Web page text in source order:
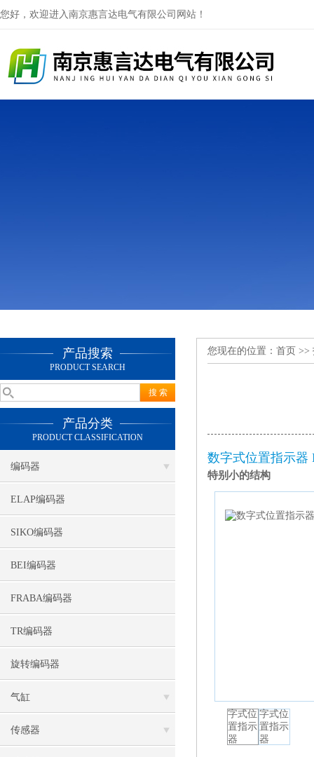
您好，欢迎进入南京惠言达电气有限公司网站！
产品搜索
PRODUCT SEARCH
产品分类
PRODUCT CLASSIFICATION
编码器
ELAP编码器
SIKO编码器
BEI编码器
FRABA编码器
TR编码器
旋转编码器
气缸
传感器
您现在的位置： 首页 >>
数字式位置指示器
特别小的结构